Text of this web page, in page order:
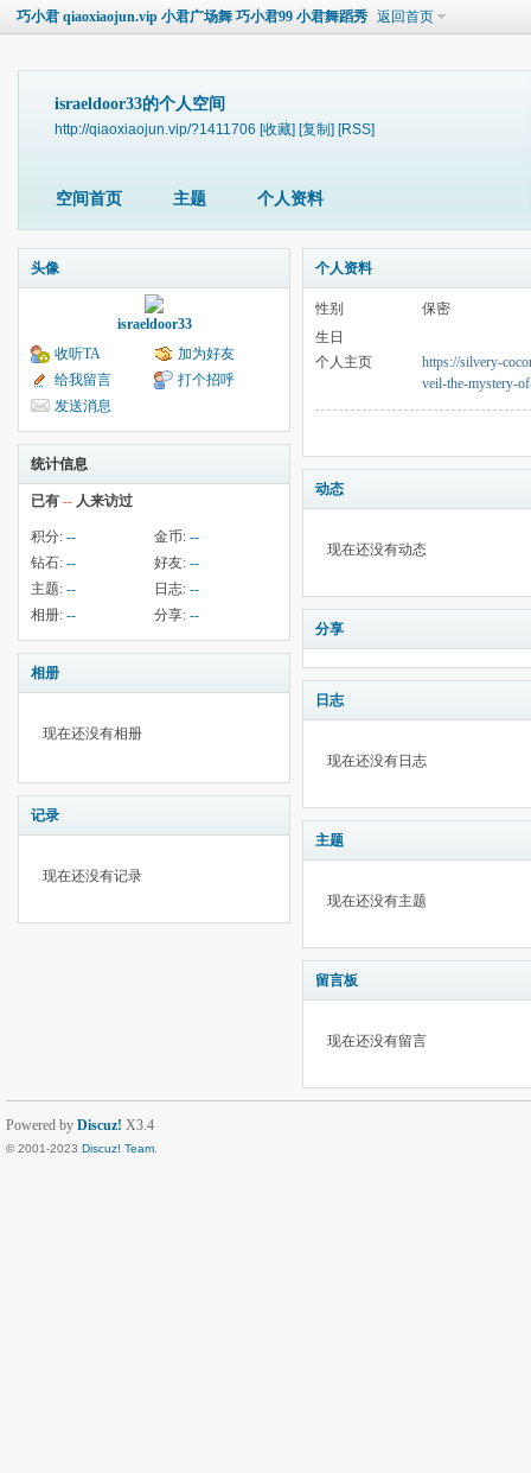
巧小君 qiaoxiaojun.vip 小君广场舞 巧小君99 小君舞蹈秀 返回首页
israeldoor33的个人空间
http://qiaoxiaojun.vip/?1411706 [收藏] [复制] [RSS]
空间首页 主题 个人资料
头像
israeldoor33
收听TA
加为好友
给我留言
打个招呼
发送消息
统计信息
已有 -- 人来访过
积分: -- 金币: --
钻石: -- 好友: --
主题: -- 日志: --
相册: -- 分享: --
相册
现在还没有相册
记录
现在还没有记录
个人资料
性别
保密
生日
个人主页
https://silvery-
veil-the-mystery-
动态
现在还没有动态
分享
日志
现在还没有日志
主题
现在还没有主题
留言板
现在还没有留言
Powered by Discuz! X3.4
© 2001-2023 Discuz! Team